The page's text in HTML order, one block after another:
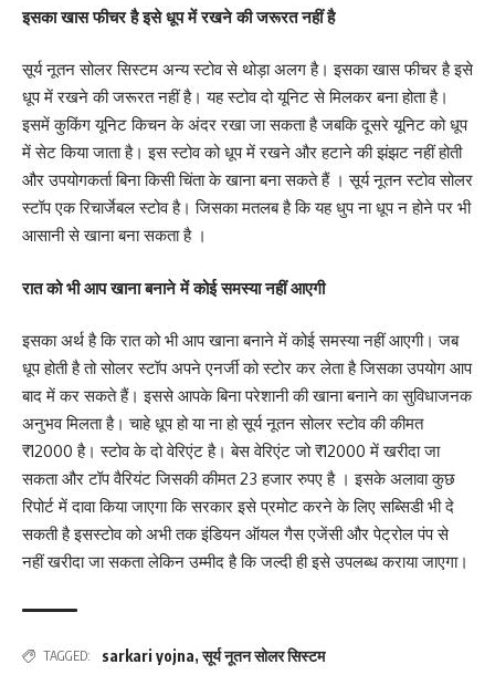
इसका खास फीचर है इसे धूप में रखने की जरूरत नहीं है
सूर्य नूतन सोलर सिस्टम अन्य स्टोव से थोड़ा अलग है। इसका खास फीचर है इसे
धूप में रखने की जरूरत नहीं है। यह स्टोव दो यूनिट से मिलकर बना होता है।
इसमें कुकिंग यूनिट किचन के अंदर रखा जा सकता है जबकि दूसरे यूनिट को धूप
में सेट किया जाता है। इस स्टोव को धूप में रखने और हटाने की झंझट नहीं होती
और उपयोगकर्ता बिना किसी चिंता के खाना बना सकते हैं । सूर्य नूतन स्टोव सोलर
स्टॉप एक रिचार्जेबल स्टोव है। जिसका मतलब है कि यह धुप ना धूप न होने पर भी
आसानी से खाना बना सकता है ।
रात को भी आप खाना बनाने में कोई समस्या नहीं आएगी
इसका अर्थ है कि रात को भी आप खाना बनाने में कोई समस्या नहीं आएगी। जब
धूप होती है तो सोलर स्टॉप अपने एनर्जी को स्टोर कर लेता है जिसका उपयोग आप
बाद में कर सकते हैं। इससे आपके बिना परेशानी की खाना बनाने का सुविधाजनक
अनुभव मिलता है। चाहे धूप हो या ना हो सूर्य नूतन सोलर स्टोव की कीमत
₹12000 है। स्टोव के दो वेरिएंट है। बेस वेरिएंट जो ₹12000 में खरीदा जा
सकता और टॉप वैरियंट जिसकी कीमत 23 हजार रुपए है । इसके अलावा कुछ
रिपोर्ट में दावा किया जाएगा कि सरकार इसे प्रमोट करने के लिए सब्सिडी भी दे
सकती है इसस्टोव को अभी तक इंडियन ऑयल गैस एजेंसी और पेट्रोल पंप से
नहीं खरीदा जा सकता लेकिन उम्मीद है कि जल्दी ही इसे उपलब्ध कराया जाएगा।
TAGGED: sarkari yojna,सूर्य नूतन सोलर सिस्टम